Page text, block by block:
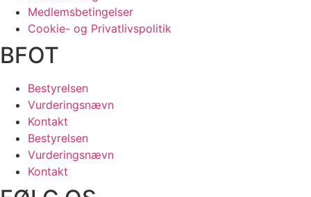
Medlemsbetingelser
Cookie- og Privatlivspolitik
BFOT
Bestyrelsen
Vurderingsnævn
Kontakt
Bestyrelsen
Vurderingsnævn
Kontakt